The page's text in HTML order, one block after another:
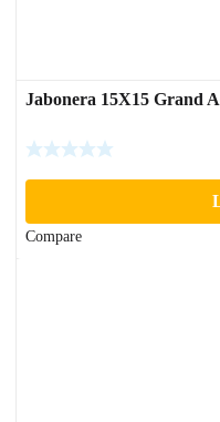
Jabonera 15X15 Grand
Compare